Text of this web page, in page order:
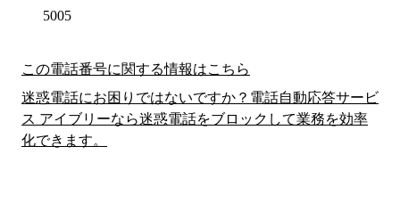
5005
この電話番号に関する情報はこちら
迷惑電話にお困りではないですか？電話自動応答サービ
ス アイブリーなら迷惑電話をブロックして業務を効率
化できます。